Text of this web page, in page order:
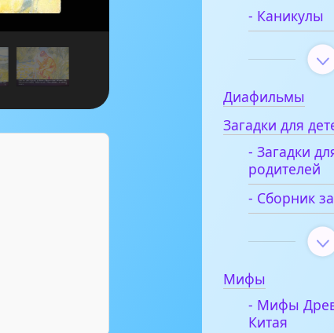
- Каникулы
Диафильмы
Загадки для
- Загадки
родителей
- Сборник
Мифы
- Мифы
Китая